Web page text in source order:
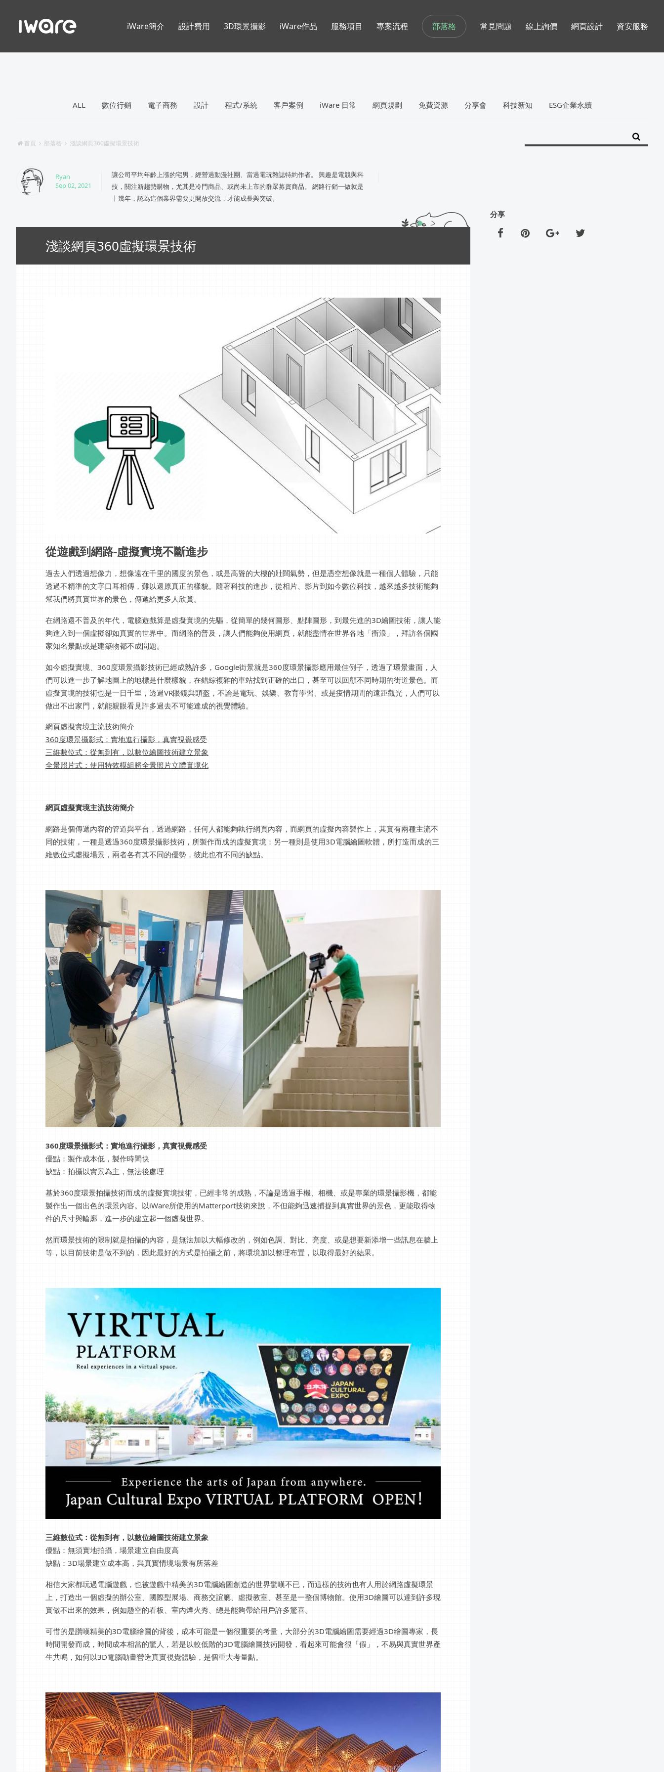
部落格
ALL 數位行銷 電子商務 設計 程式/系統 客戶案例 iWare 日常 網頁規劃 免費資源 分享會 科技新知 ESG企業永續
首頁 部落格 淺談網頁360虛擬環景技術
Ryan
Sep 02, 2021
讓公司平均年齡上漲的宅男，經營過動漫社團、當過電玩雜誌特約作者。 興趣是電競與科
技，關注新趨勢購物，尤其是冷門商品、或尚未上市的群眾募資商品。 網路行銷一做就是
十幾年，認為這個業界需要更開放交流，才能成長與突破。
淺談網頁360虛擬環景技術
從遊戲到網路-虛擬實境不斷進步
過去人們透過想像力，想像遠在千里的國度的景色，或是高聳的大樓的壯闊氣勢，但是憑空想像就是一種個人體驗，只能
透過不精準的文字口耳相傳，難以還原真正的樣貌。隨著科技的進步，從相片、影片到如今數位科技，越來越多技術能夠
幫我們將真實世界的景色，傳遞給更多人欣賞。
在網路還不普及的年代，電腦遊戲算是虛擬實境的先驅，從簡單的幾何圖形、點陣圖形，到最先進的3D繪圖技術，讓人能
夠進入到一個虛擬卻如真實的世界中。而網路的普及，讓人們能夠使用網頁，就能盡情在世界各地「衝浪」，拜訪各個國
家知名景點或是建築物都不成問題。
如今虛擬實境、360度環景攝影技術已經成熟許多，Google街景就是360度環景攝影應用最佳例子，透過了環景畫面，人
們可以進一步了解地圖上的地標是什麼樣貌，在錯綜複雜的車站找到正確的出口，甚至可以回顧不同時期的街道景色。而
虛擬實境的技術也是一日千里，透過VR眼鏡與頭盔，不論是電玩、娛樂、教育學習、或是疫情期間的遠距觀光，人們可以
做出不出家門，就能親眼看見許多過去不可能達成的視覺體驗。
網頁虛擬實境主流技術簡介
360度環景攝影式：實地進行攝影，真實視覺感受
三維數位式：從無到有，以數位繪圖技術建立景象
全景照片式：使用特效模組將全景照片立體實境化
網頁虛擬實境主流技術簡介
網路是個傳遞內容的管道與平台，透過網路，任何人都能夠執行網頁內容，而網頁的虛擬內容製作上，其實有兩種主流不
同的技術，一種是透過360度環景攝影技術，所製作而成的虛擬實境；另一種則是使用3D電腦繪圖軟體，所打造而成的三
維數位式虛擬場景，兩者各有其不同的優勢，彼此也有不同的缺點。
360度環景攝影式：實地進行攝影，真實視覺感受
優點：製作成本低，製作時間快
缺點：拍攝以實景為主，無法後處理
基於360度環景拍攝技術而成的虛擬實境技術，已經非常的成熟，不論是透過手機、相機、或是專業的環景攝影機，都能
製作出一個出色的環景內容。以iWare所使用的Matterport技術來說，不但能夠迅速捕捉到真實世界的景色，更能取得物
件的尺寸與輪廓，進一步的建立起一個虛擬世界。
然而環景技術的限制就是拍攝的內容，是無法加以大幅修改的，例如色調、對比、亮度、或是想要新添增一些訊息在牆上
等，以目前技術是做不到的，因此最好的方式是拍攝之前，將環境加以整理布置，以取得最好的結果。
三維數位式：從無到有，以數位繪圖技術建立景象
優點：無須實地拍攝，場景建立自由度高
缺點：3D場景建立成本高，與真實情境場景有所落差
相信大家都玩過電腦遊戲，也被遊戲中精美的3D電腦繪圖創造的世界驚嘆不已，而這樣的技術也有人用於網路虛擬環景
上，打造出一個虛擬的辦公室、國際型展場、商務交誼廳、虛擬教室、甚至是一整個博物館。使用3D繪圖可以達到許多現
實做不出來的效果，例如懸空的看板、室內煙火秀、總是能夠帶給用戶許多驚喜。
可惜的是讚嘆精美的3D電腦繪圖的背後，成本可能是一個很重要的考量，大部分的3D電腦繪圖需要經過3D繪圖專家，長
時間開發而成，時間成本相當的驚人，若是以較低階的3D電腦繪圖技術開發，看起來可能會很「假」，不易與真實世界產
生共鳴，如何以3D電腦動畫營造真實視覺體驗，是個重大考量點。
分享